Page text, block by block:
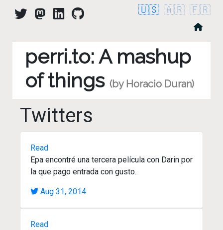
🇺🇸 🇦🇷 🇫🇷
perri.to: A mashup
of things (by Horacio Duran)
Twitters
Read
Epa encontré una tercera película con Darin por
la que pago entrada con gusto.
Aug 31, 2014
Read